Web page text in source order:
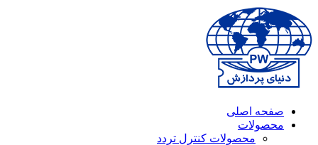
صفحه اصلی
محصولات
محصولات کنترل تردد